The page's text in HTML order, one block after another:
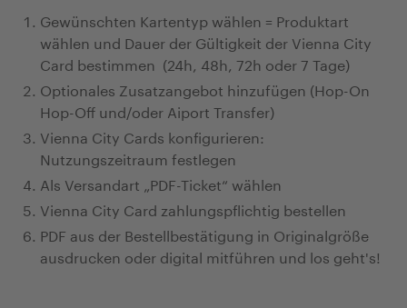
Gewünschten Kartentyp wählen = Produktart
wählen und Dauer der Gültigkeit der Vienna City
Card bestimmen (24h, 48h, 72h oder 7 Tage)
Optionales Zusatzangebot hinzufügen (Hop-On
Hop-Off und/oder Aiport Transfer)
Vienna City Cards konfigurieren:
Nutzungszeitraum festlegen
Als Versandart „PDF-Ticket“ wählen
Vienna City Card zahlungspflichtig bestellen
PDF aus der Bestellbestätigung in Originalgröße
ausdrucken oder digital mitführen und los geht's!